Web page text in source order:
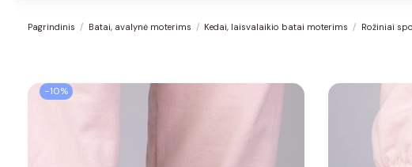
Pagrindinis Batai, avalynė moterims Kedai, laisvalaikio batai moterims Rožiniai
−10%